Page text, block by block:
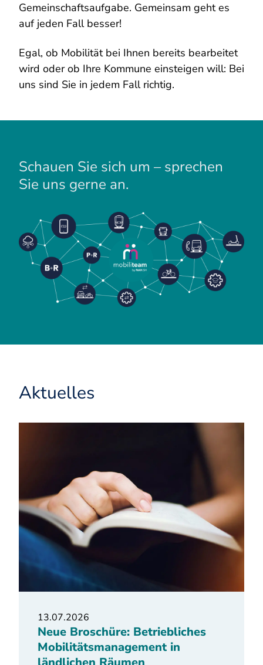
Gemeinschaftsaufgabe. Gemeinsam geht es
auf jeden Fall besser!
Egal, ob Mobilität bei Ihnen bereits bearbeitet
wird oder ob Ihre Kommune einsteigen will: Bei
uns sind Sie in jedem Fall richtig.
Schauen Sie sich um – sprechen
Sie uns gerne an.
Aktuelles
13.07.2026
Neue Broschüre: Betriebliches
Mobilitätsmanagement in